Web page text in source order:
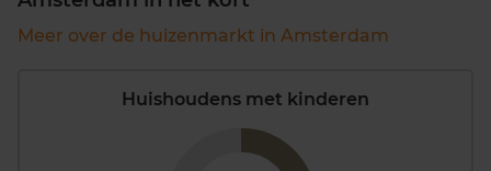
Meer over de huizenmarkt in Amsterdam
Huishoudens met kinderen